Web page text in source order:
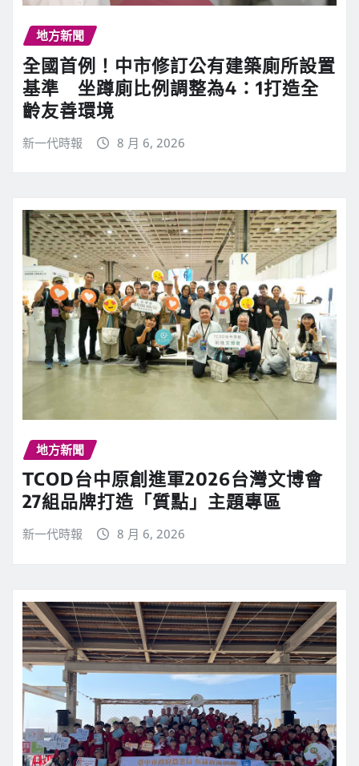
地方新聞
全國首例！中市修訂公有建築廁所設置
基準 坐蹲廁比例調整為4：1打造全
齡友善環境
新一代時報 8 月 6, 2026
地方新聞
TCOD台中原創進軍2026台灣文博會
27組品牌打造「質點」主題專區
新一代時報 8 月 6, 2026